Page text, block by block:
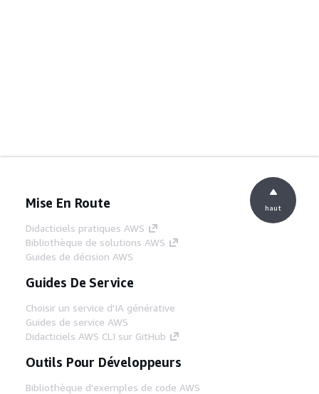
Mise En Route
Didacticiels pratiques AWS
Bibliothèque de solutions AWS
Guides de décision AWS
Guides De Service
Choisir un service d'IA générative
Guides de service AWS
Didacticiels AWS CLI sur GitHub
Outils Pour Développeurs
Bibliothèque d'exemples de code AWS
haut